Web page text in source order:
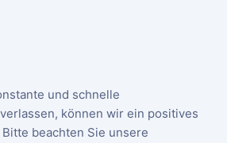
und schnelle
können wir ein positives
beachten Sie unsere